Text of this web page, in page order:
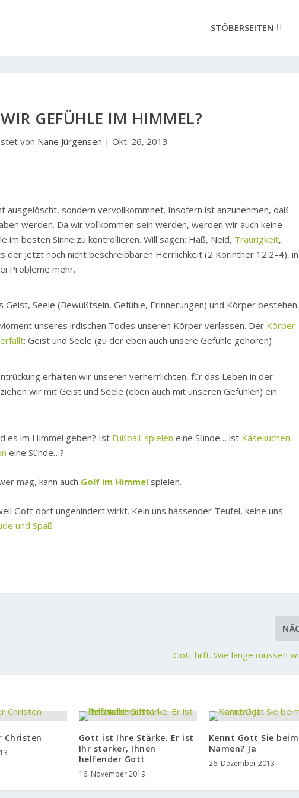
STÖBERSEITEN
GEFÜHLE IM HIMMEL?
von Nane Jürgensen | Okt. 26, 2013
ausgelöscht, sondern vervollkommnet. Insofern ist anzunehmen, daß
werden. Da wir vollkommen sein werden, werden wir auch keine
im besten Sinne zu kontrollieren. Will sagen: Haß, Neid, Traurigkeit,
der jetzt noch nicht beschreibbaren Herrlichkeit (2 Korinther 12:2–4), in
Probleme mehr.
Geist, Seele (Bewußtsein, Gefühle, Erinnerungen) und Körper bestehen.
unseres irdischen Todes unseren Körper verlassen. Der Körper
; Geist und Seele (zu der eben auch unsere Gefühle gehören)
erhalten wir unseren verherrlichten, für das Leben in der
wir mit Geist und Seele (eben auch mit unseren Gefühlen) ein.
es im Himmel geben? Ist Fußball-spielen eine Sünde… ist Käsekuchen-
eine Sünde…?
mag, kann auch Golf im Himmel spielen.
Gott dort ungehindert wirkt. Kein uns hassender Teufel, keine uns
und Spaß
Gott hilft. Wie lange müssen
Christen
Gott ist Ihre Stärke. Er ist
Ihr starker, Ihnen
helfender Gott
16. November 2019
Kennt Gott Sie beim
Namen? Ja
26. Dezember 2013